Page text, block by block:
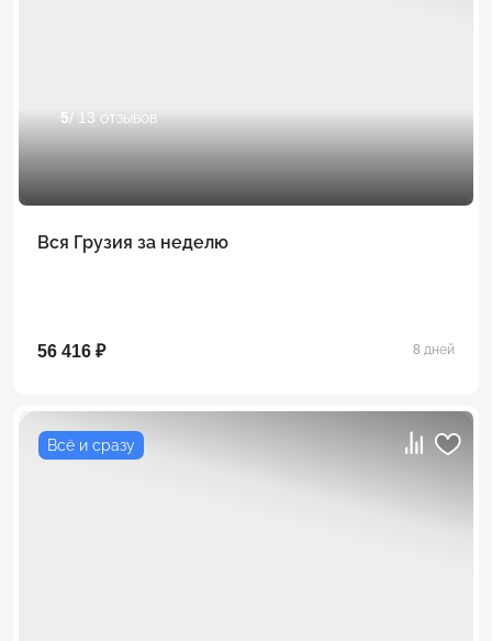
5/ 13 отзывов
Вся Грузия за неделю
56 416 ₽ 8 дней
Всё и сразу